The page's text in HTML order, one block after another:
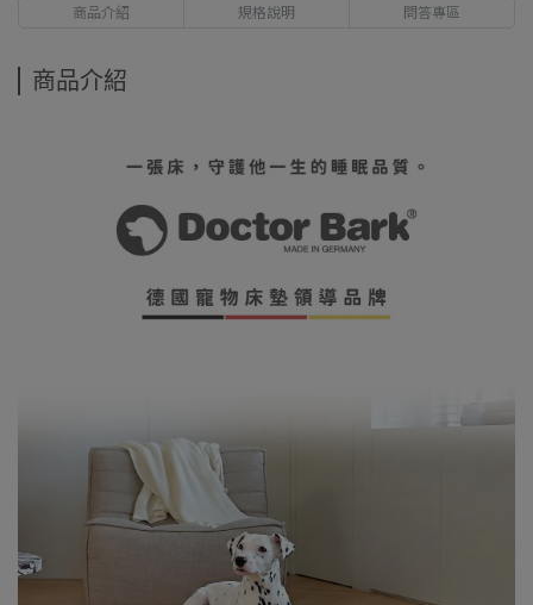
商品介紹 規格說明 問答專區
商品介紹